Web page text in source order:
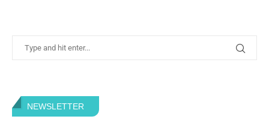
NEWSLETTER